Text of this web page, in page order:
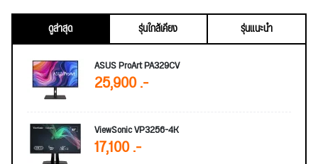
ดูล่าสุด รุ่นใกล้เคียง
รุ่นแนะนำ
ASUS ProArt PA329CV
25,900 .-
ViewSonic VP3256-4K
17,100 .-